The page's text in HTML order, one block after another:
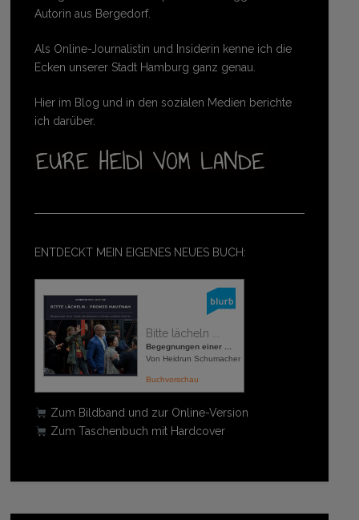
Autorin aus Bergedorf.
Als Online-Journalistin und Insiderin kenne ich die
Ecken unserer Stadt Hamburg ganz genau.
Hier im Blog und in den sozialen Medien berichte
ich darüber.
ENTDECKT MEIN EIGENES NEUES BUCH:
Bitte lächeln ...
Begegnungen einer ...
Von Heidrun Schumacher
Buchvorschau
Zum Bildband und zur Online-Version
Zum Taschenbuch mit Hardcover